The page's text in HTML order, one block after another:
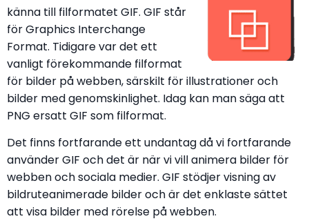
känna till filformatet GIF. GIF står
för Graphics Interchange
Format. Tidigare var det ett
vanligt förekommande filformat
för bilder på webben, särskilt för illustrationer och
bilder med genomskinlighet. Idag kan man säga att
PNG ersatt GIF som filformat.
Det finns fortfarande ett undantag då vi fortfarande
använder GIF och det är när vi vill animera bilder för
webben och sociala medier. GIF stödjer visning av
bildruteanimerade bilder och är det enklaste sättet
att visa bilder med rörelse på webben.